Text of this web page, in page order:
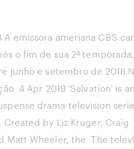
A emissora ameriana CBS
o fim de sua 2ª temporada,
junho e setembro de
4 Apr 2019 'Salvation' is an
drama television
Created by Liz Kruger, Craig
Matt Wheeler, the The